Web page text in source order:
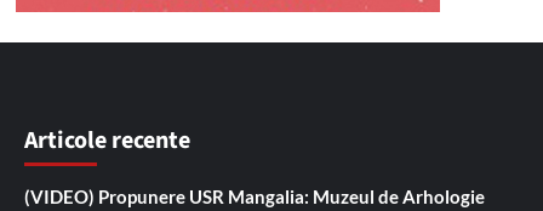
Articole recente
(VIDEO) Propunere USR Mangalia: Muzeul de Arhologie